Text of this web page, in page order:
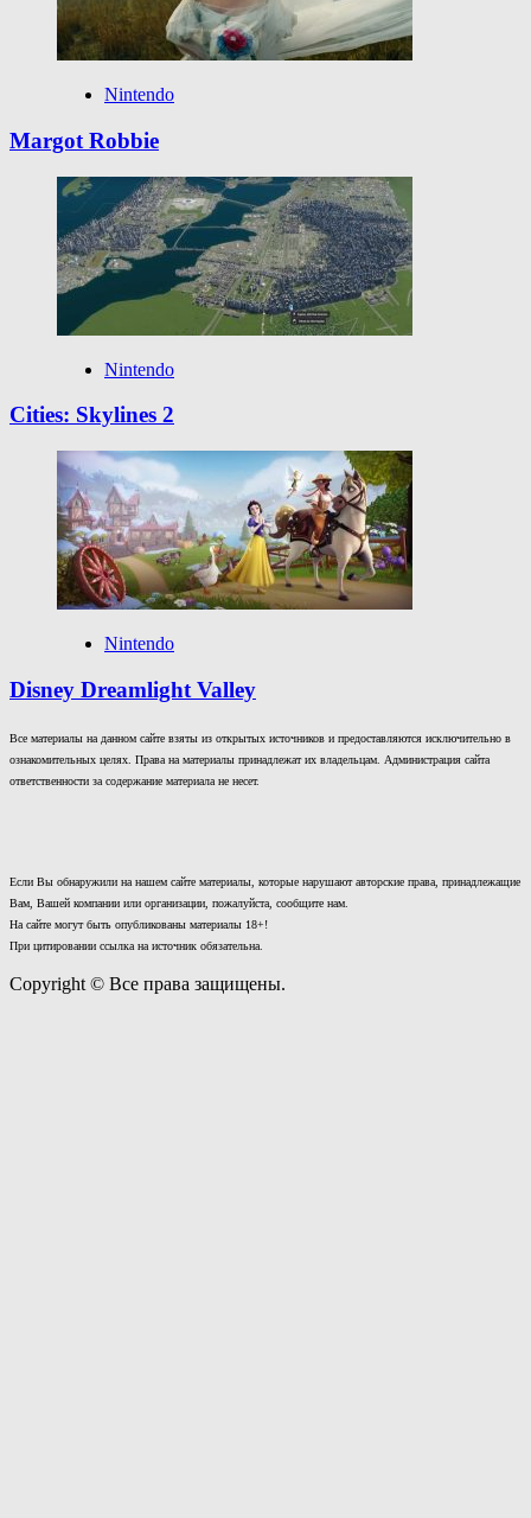
Nintendo
Margot Robbie
Nintendo
Cities: Skylines 2
Nintendo
Disney Dreamlight Valley
Все материалы на данном сайте взяты из открытых источников и предоставляются исключительно в
ознакомительных целях. Права на материалы принадлежат их владельцам. Администрация сайта
ответственности за содержание материала не несет.
Если Вы обнаружили на нашем сайте материалы, которые нарушают авторские права, принадлежащие
Вам, Вашей компании или организации, пожалуйста, сообщите нам.
На сайте могут быть опубликованы материалы 18+!
При цитировании ссылка на источник обязательна.
Copyright © Все права защищены.